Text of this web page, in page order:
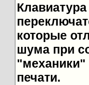
которые
шума при
"механики"
печати.